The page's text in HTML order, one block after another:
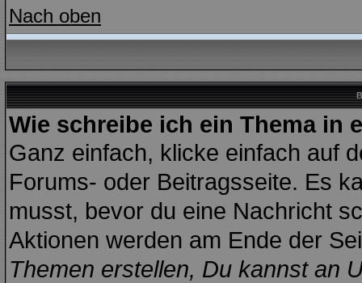
Nach oben
Wie schreibe ich ein Thema in
Ganz einfach, klicke einfach auf
Forums- oder Beitragsseite. Es
musst, bevor du eine Nachricht
Aktionen werden am Ende der
Themen erstellen, Du kannst an